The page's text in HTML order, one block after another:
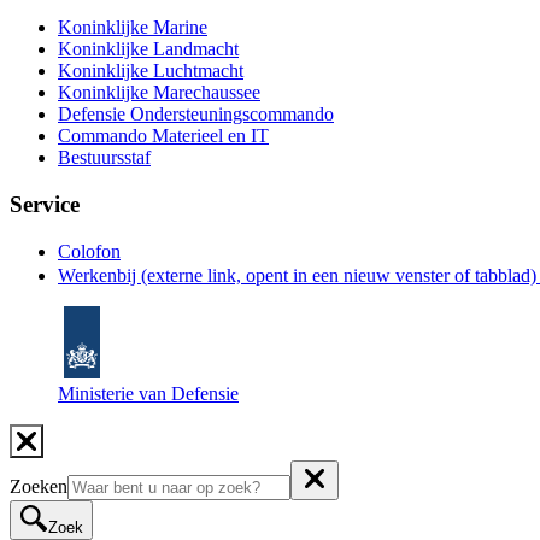
Koninklijke Marine
Koninklijke Landmacht
Koninklijke Luchtmacht
Koninklijke Marechaussee
Defensie Ondersteuningscommando
Commando Materieel en IT
Bestuursstaf
Service
Colofon
Werkenbij (externe link, opent in een nieuw venster of tabblad)
Ministerie van Defensie
Zoeken
Zoek